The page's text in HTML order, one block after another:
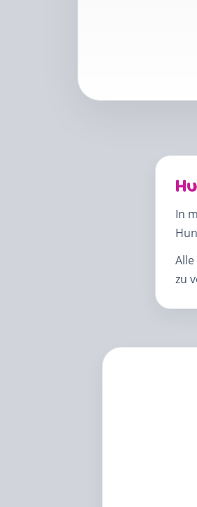
In
zu